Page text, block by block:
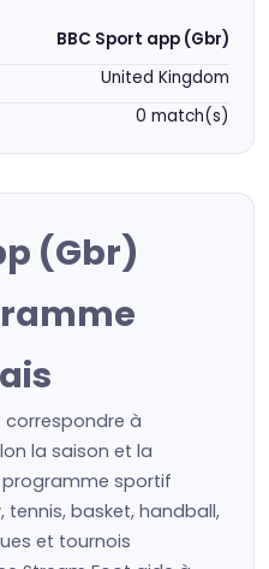
BBC Sport app (Gbr)
United Kingdom
0 match(s)
(Gbr)
correspondre à
la saison et la
programme sportif
basket, handball,
et tournois